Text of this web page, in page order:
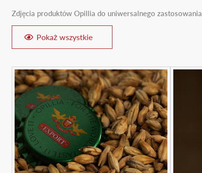
Zdjęcia produktów Opillia do uniwersalnego zastosowania
Pokaż wszystkie